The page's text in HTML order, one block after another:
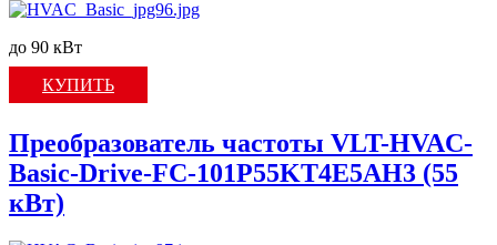
до 90 кВт
КУПИТЬ
Преобразователь частоты VLT-HVAC-
Basic-Drive-FC-101P55KT4E5AH3 (55
кВт)